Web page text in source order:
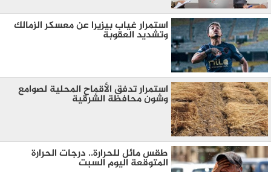
استمرار غياب بيزيرا عن معسكر الزمالك
وتشديد العقوبة
استمرار تدفق الأقماح المحلية لصوامع
وشون محافظة الشرقية
طقس مائل للحرارة.. درجات الحرارة
المتوقعة اليوم السبت